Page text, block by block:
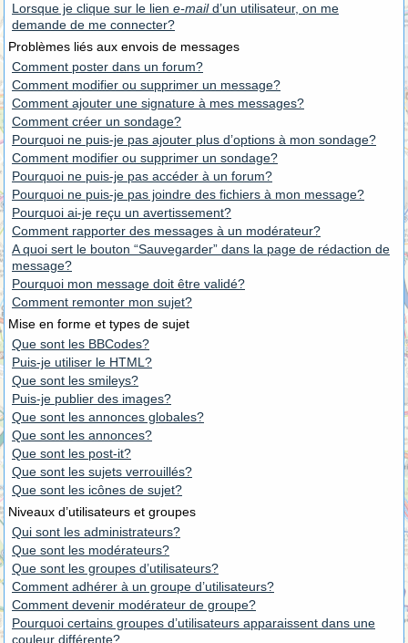
Lorsque je clique sur le lien e-maild’un utilisateur, on me
demande de me connecter?
Problèmes liés aux envois de messages
Comment poster dans un forum?
Comment modifier ou supprimer un message?
Comment ajouter une signature à mes messages?
Comment créer un sondage?
Pourquoi ne puis-je pas ajouter plus d’options à mon sondage?
Comment modifier ou supprimer un sondage?
Pourquoi ne puis-je pas accéder à un forum?
Pourquoi ne puis-je pas joindre des fichiers à mon message?
Pourquoi ai-je reçu un avertissement?
Comment rapporter des messages à un modérateur?
A quoi sert le bouton “Sauvegarder” dans la page de rédaction de
message?
Pourquoi mon message doit être validé?
Comment remonter mon sujet?
Mise en forme et types de sujet
Que sont les BBCodes?
Puis-je utiliser le HTML?
Que sont les smileys?
Puis-je publier des images?
Que sont les annonces globales?
Que sont les annonces?
Que sont les post-it?
Que sont les sujets verrouillés?
Que sont les icônes de sujet?
Niveaux d’utilisateurs et groupes
Qui sont les administrateurs?
Que sont les modérateurs?
Que sont les groupes d’utilisateurs?
Comment adhérer à un groupe d’utilisateurs?
Comment devenir modérateur de groupe?
Pourquoi certains groupes d’utilisateurs apparaissent dans une
couleur différente?